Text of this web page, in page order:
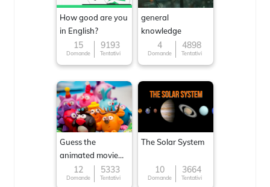
How good are you
in English?
15
Domande
9193
Tentativi
general
knowledge
4
Domande
4898
Tentativi
Guess the
animated movie
character
12
Domande
5333
Tentativi
The Solar System
10
Domande
3664
Tentativi